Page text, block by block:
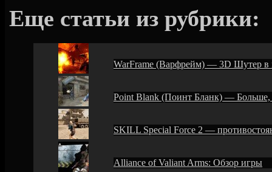
Еще статьи из рубрики:
WarFrame (Варфрейм) — 3D Шутер в
Point Blank (Поинт Бланк) — Больше,
SKILL Special Force 2 —
Alliance of Valiant Arms: Обзор игры